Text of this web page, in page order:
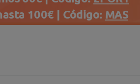
100€ | Código: MAS